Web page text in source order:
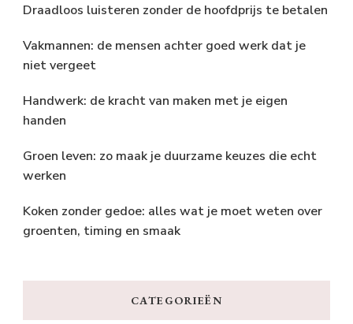
Draadloos luisteren zonder de hoofdprijs te betalen
Vakmannen: de mensen achter goed werk dat je
niet vergeet
Handwerk: de kracht van maken met je eigen
handen
Groen leven: zo maak je duurzame keuzes die echt
werken
Koken zonder gedoe: alles wat je moet weten over
groenten, timing en smaak
CATEGORIEËN